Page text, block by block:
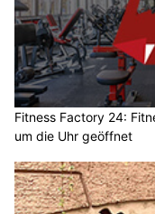
Fitness Factory 24:
um die Uhr geöffnet